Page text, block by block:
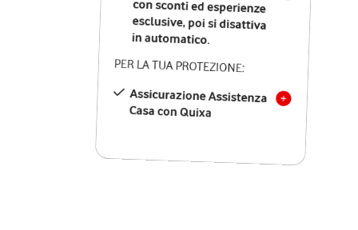
in automatico.
PER LA TUA PROTEZIONE:
Assicurazione Assistenza
Casa con Quixa